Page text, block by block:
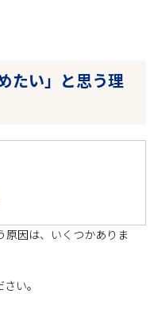
たい」と思う理
因は、いくつかありま
い。